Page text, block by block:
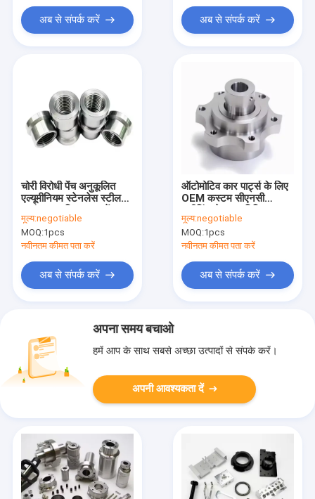
अब से संपर्क करें अब से संपर्क करें
चोरी विरोधी पेंच अनुकूलित
एल्यूमीनियम स्टेनलेस स्टील
सीडी पैटर्न छेड़छाड़ सबूत पेंच
मूल्य:negotiable
MOQ:1pcs
नवीनतम कीमत पता करें
अब से संपर्क करें
ऑटोमोटिव कार पार्ट्स के लिए
OEM कस्टम सीएनसी
स्टेनलेस स्टील पीतल सीएनसी
मिलिंग मशीन वाले पार्ट्स
मूल्य:negotiable
MOQ:1pcs
नवीनतम कीमत पता करें
अब से संपर्क करें
अपना समय बचाओ
हमें आप के साथ सबसे अच्छा उत्पादों से संपर्क करें।
अपनी आवश्यकता दें